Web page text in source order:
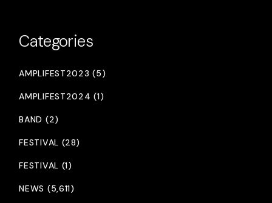
Categories
AMPLIFEST2023 (5)
AMPLIFEST2024 (1)
BAND (2)
FESTIVAL (28)
FESTIVAL (1)
NEWS (5,611)